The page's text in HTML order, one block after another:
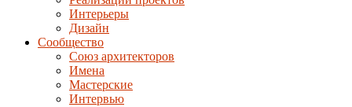
Интерьеры
Дизайн
Сообщество
Союз архитекторов
Имена
Мастерские
Интервью